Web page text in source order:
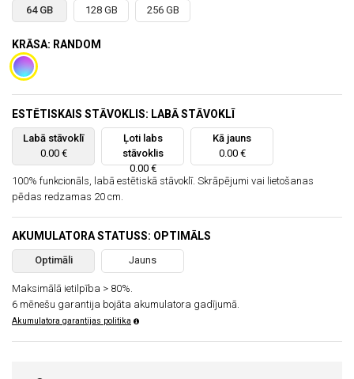
64 GB 128 GB 256 GB
KRĀSA: RANDOM
ESTĒTISKAIS STĀVOKLIS: LABĀ STĀVOKLĪ
Labā stāvoklī
0.00 €
Ļoti labs
stāvoklis
0.00 €
Kā jauns
0.00 €
100% funkcionāls, labā estētiskā stāvoklī. Skrāpējumi vai lietošanas
pēdas redzamas 20 cm.
AKUMULATORA STATUSS: OPTIMĀLS
Optimāli Jauns
Maksimālā ietilpība > 80%.
6 mēnešu garantija bojāta akumulatora gadījumā.
Akumulatora garantijas politika